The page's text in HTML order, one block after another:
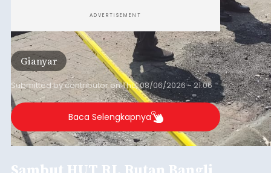
ADVERTISEMENT
Gianyar
Submitted bycontributoronThu, 08/06/2026 - 21:06
Baca Selengkapnya